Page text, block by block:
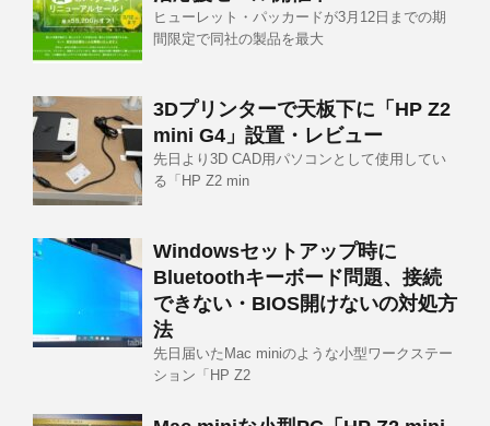
ヒューレット・パッカードが3月12日までの期
間限定で同社の製品を最大
3Dプリンターで天板下に「HP Z2
mini G4」設置・レビュー
先日より3D CAD用パソコンとして使用してい
る「HP Z2 min
Windowsセットアップ時に
Bluetoothキーボード問題、接続
できない・BIOS開けないの対処方
法
先日届いたMac miniのような小型ワークステー
ション「HP Z2